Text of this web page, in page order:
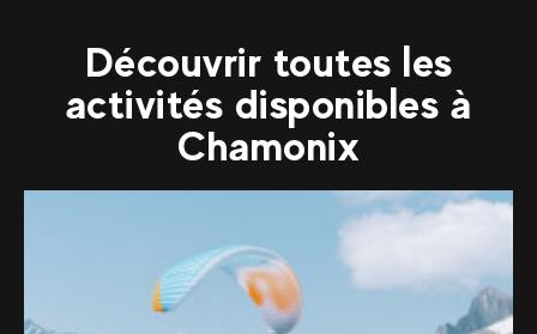
Découvrir toutes les
activités disponibles à
Chamonix